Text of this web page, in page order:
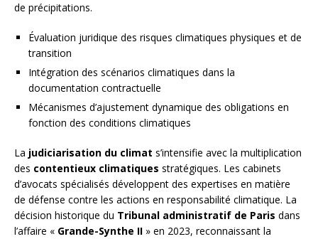
de précipitations.
Évaluation juridique des risques climatiques physiques et de
transition
Intégration des scénarios climatiques dans la
documentation contractuelle
Mécanismes d’ajustement dynamique des obligations en
fonction des conditions climatiques
La judiciarisation du climat s’intensifie avec la multiplication
des contentieux climatiques stratégiques. Les cabinets
d’avocats spécialisés développent des expertises en matière
de défense contre les actions en responsabilité climatique. La
décision historique du Tribunal administratif de Paris dans
l’affaire « Grande-Synthe II » en 2023, reconnaissant la